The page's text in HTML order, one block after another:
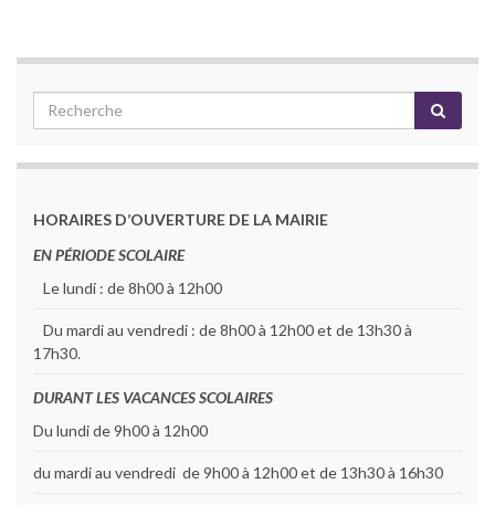
HORAIRES D’OUVERTURE DE LA MAIRIE
EN PÉRIODE SCOLAIRE
Le lundi : de 8h00 à 12h00
Du mardi au vendredi : de 8h00 à 12h00 et de 13h30 à
17h30.
DURANT LES VACANCES SCOLAIRES
Du lundi de 9h00 à 12h00
du mardi au vendredi de 9h00 à 12h00 et de 13h30 à 16h30